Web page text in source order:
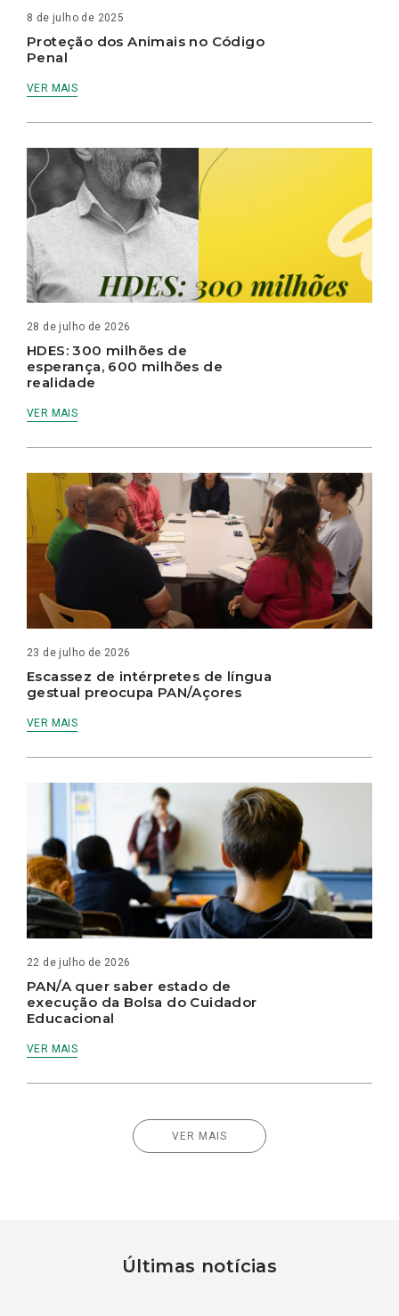
8 de julho de 2025
Proteção dos Animais no Código
Penal
VER MAIS
28 de julho de 2026
HDES: 300 milhões de
esperança, 600 milhões de
realidade
VER MAIS
23 de julho de 2026
Escassez de intérpretes de língua
gestual preocupa PAN/Açores
VER MAIS
22 de julho de 2026
PAN/A quer saber estado de
execução da Bolsa do Cuidador
Educacional
VER MAIS
VER MAIS
Últimas notícias